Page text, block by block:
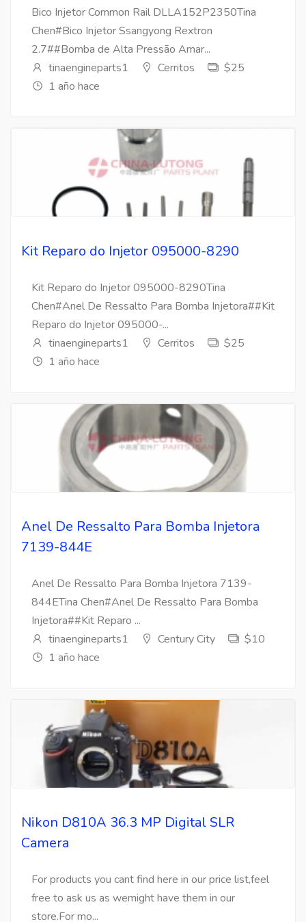
Bico Injetor Common Rail DLLA152P2350Tina
Chen#Bico Injetor Ssangyong Rextron
2.7##Bomba de Alta Pressão Amar...
tinaengineparts1
Cerritos
$25
1 año hace
Kit Reparo do Injetor 095000-8290
Kit Reparo do Injetor 095000-8290Tina
Chen#Anel De Ressalto Para Bomba Injetora##Kit
Reparo do Injetor 095000-...
tinaengineparts1
Cerritos
$25
1 año hace
Anel De Ressalto Para Bomba Injetora
7139-844E
Anel De Ressalto Para Bomba Injetora 7139-
844ETina Chen#Anel De Ressalto Para Bomba
Injetora##Kit Reparo ...
tinaengineparts1
Century City
$10
1 año hace
Nikon D810A 36.3 MP Digital SLR
Camera
For products you cant find here in our price list,feel
free to ask us as wemight have them in our
store.For mo...